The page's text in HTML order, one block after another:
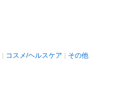
コスメ/ヘルスケア その他